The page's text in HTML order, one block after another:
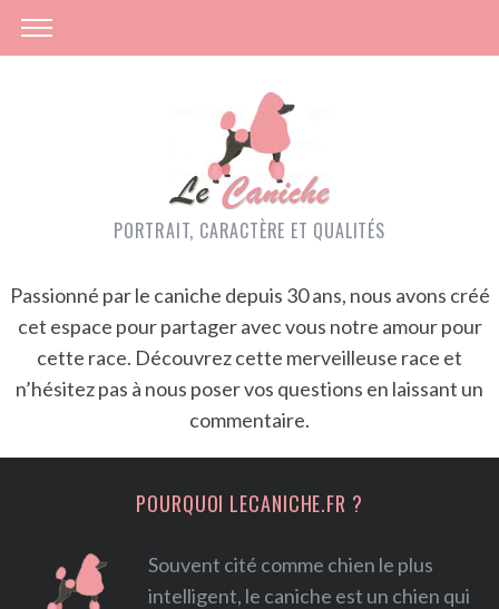
PORTRAIT, CARACTÈRE ET QUALITÉS
Passionné par le caniche depuis 30 ans, nous avons créé
cet espace pour partager avec vous notre amour pour
cette race. Découvrez cette merveilleuse race et
n’hésitez pas à nous poser vos questions en laissant un
commentaire.
POURQUOI LECANICHE.FR ?
Souvent cité comme chien le plus
intelligent, le caniche est un chien qui